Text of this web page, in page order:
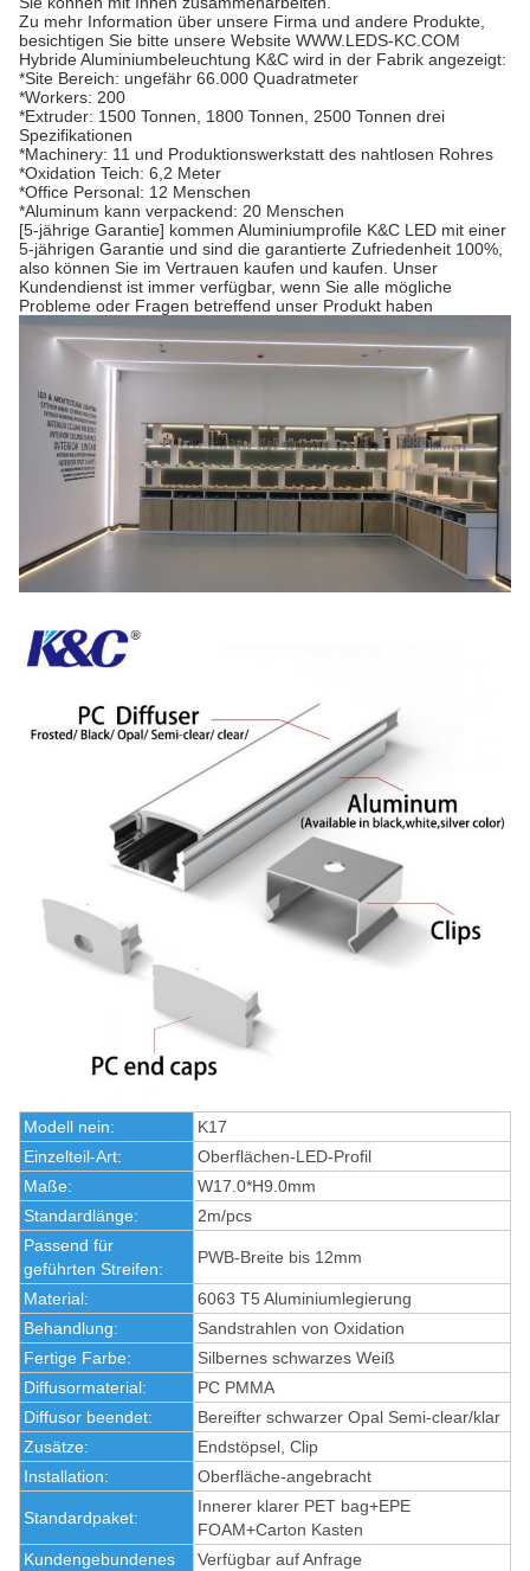
Zu mehr Information über unsere Firma und andere Produkte,
besichtigen Sie bitte unsere Website WWW.LEDS-KC.COM
Hybride Aluminiumbeleuchtung K&C wird in der Fabrik angezeigt:
*Site Bereich: ungefähr 66.000 Quadratmeter
*Workers: 200
*Extruder: 1500 Tonnen, 1800 Tonnen, 2500 Tonnen drei
Spezifikationen
*Machinery: 11 und Produktionswerkstatt des nahtlosen Rohres
*Oxidation Teich: 6,2 Meter
*Office Personal: 12 Menschen
*Aluminum kann verpackend: 20 Menschen
[5-jährige Garantie] kommen Aluminiumprofile K&C LED mit einer
5-jährigen Garantie und sind die garantierte Zufriedenheit 100%,
also können Sie im Vertrauen kaufen und kaufen. Unser
Kundendienst ist immer verfügbar, wenn Sie alle mögliche
Probleme oder Fragen betreffend unser Produkt haben
Modell nein:
K17
Einzelteil-Art:
Oberflächen-LED-Profil
Maße:
W17.0*H9.0mm
Standardlänge:
2m/pcs
Passend für
geführten Streifen:
PWB-Breite bis 12mm
Material:
6063 T5 Aluminiumlegierung
Behandlung:
Sandstrahlen von Oxidation
Fertige Farbe:
Silbernes schwarzes Weiß
Diffusormaterial:
PC PMMA
Diffusor beendet:
Bereifter schwarzer Opal Semi-clear/klar
Zusätze:
Endstöpsel, Clip
Installation:
Oberfläche-angebracht
Standardpaket:
Innerer klarer PET bag+EPE
FOAM+Carton Kasten
Kundengebundenes
Verfügbar auf Anfrage